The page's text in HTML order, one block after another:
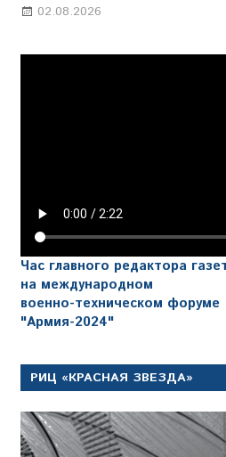
02.08.2026
Час главного редактора
на международном
военно-техническом форуме
"Армия-2024"
РИЦ «КРАСНАЯ ЗВЕЗДА»